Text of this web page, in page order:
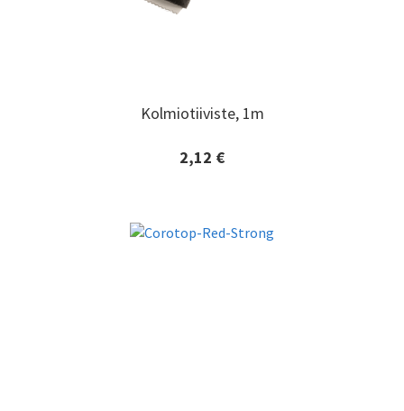
Kolmiotiiviste, 1m
2,12 €
Kolmiotiiviste, 1m
Lisätiedot ja tilaaminen